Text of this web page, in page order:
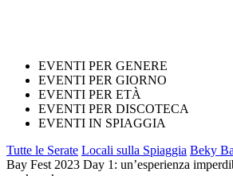
EVENTI PER GENERE
EVENTI PER GIORNO
EVENTI PER ETÀ
EVENTI PER DISCOTECA
EVENTI IN SPIAGGIA
Tutte le Serate Locali sulla Spiaggia Beky
Bay Fest 2023 Day 1: un’esperienza